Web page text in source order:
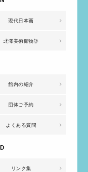
現代日本画
北澤美術館物語
館内の紹介
団体ご予約
よくある質問
リンク集